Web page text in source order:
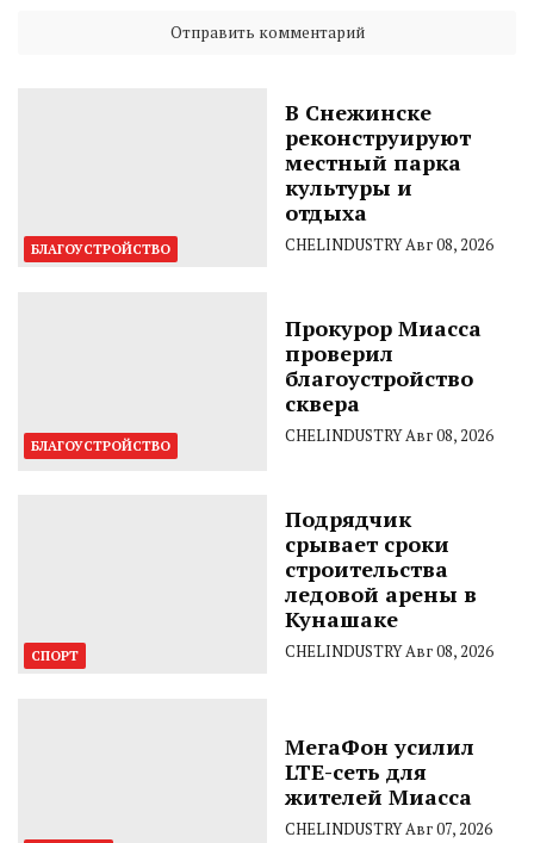
БЛАГОУСТРОЙСТВО
В Снежинске
реконструируют
местный парка
культуры и
отдыха
CHELINDUSTRYАвг 08, 2026
БЛАГОУСТРОЙСТВО
Прокурор Миасса
проверил
благоустройство
сквера
CHELINDUSTRYАвг 08, 2026
СПОРТ
Подрядчик
срывает сроки
строительства
ледовой арены в
Кунашаке
CHELINDUSTRYАвг 08, 2026
МегаФон усилил
LTE-сеть для
жителей Миасса
CHELINDUSTRYАвг 07, 2026